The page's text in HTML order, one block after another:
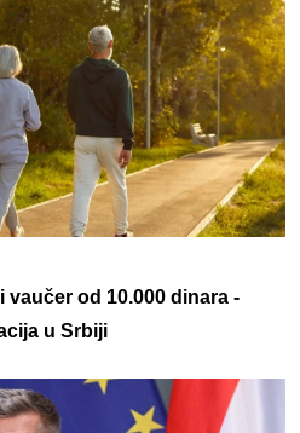
vaučer od 10.000 dinara -
u Srbiji